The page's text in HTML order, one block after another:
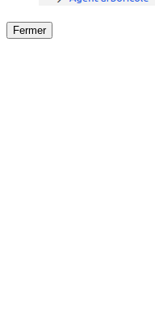
Fermer